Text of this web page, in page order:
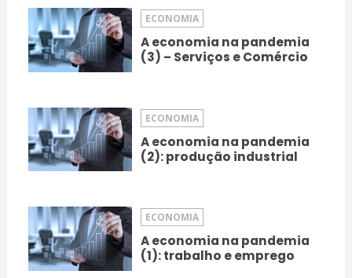
ECONOMIA
A economia na pandemia
(3) – Serviços e Comércio
ECONOMIA
A economia na pandemia
(2): produção industrial
ECONOMIA
A economia na pandemia
(1): trabalho e emprego